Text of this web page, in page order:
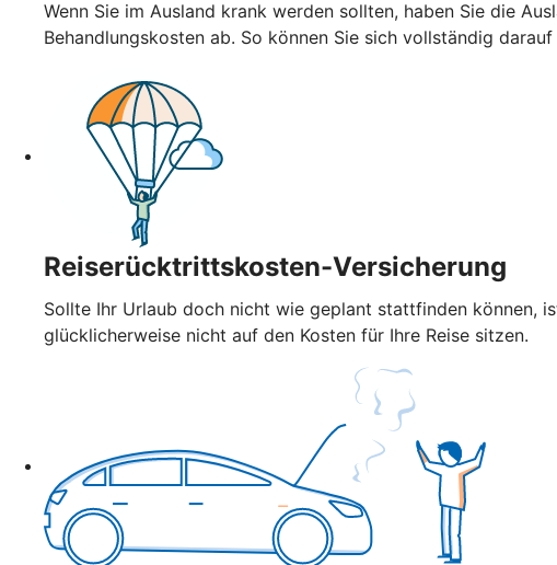
Wenn Sie im Ausland krank werden sollten, haben Sie die
Behandlungskosten ab. So können Sie sich vollständig
Reiserücktrittskosten-Versicherung
Sollte Ihr Urlaub doch nicht wie geplant stattfinden können,
glücklicherweise nicht auf den Kosten für Ihre Reise sitzen.